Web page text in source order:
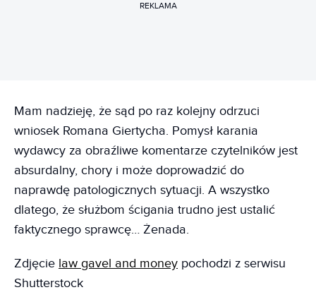
REKLAMA
Mam nadzieję, że sąd po raz kolejny odrzuci
wniosek Romana Giertycha. Pomysł karania
wydawcy za obraźliwe komentarze czytelników jest
absurdalny, chory i może doprowadzić do
naprawdę patologicznych sytuacji. A wszystko
dlatego, że służbom ścigania trudno jest ustalić
faktycznego sprawcę… Żenada.
Zdjęcie law gavel and money pochodzi z serwisu
Shutterstock